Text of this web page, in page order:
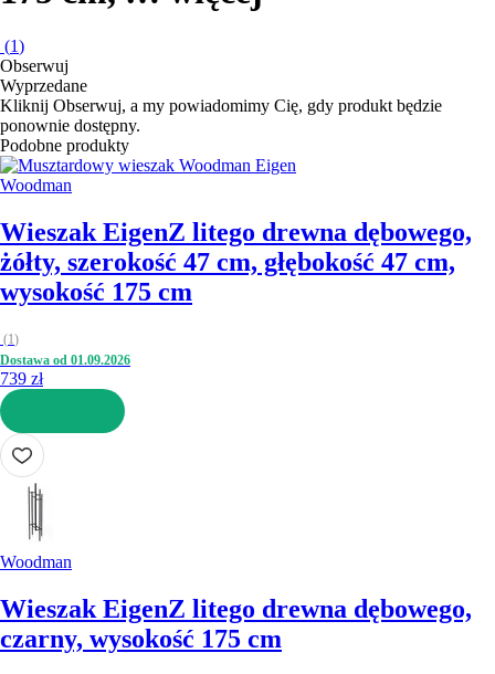
(1)
Obserwuj
Wyprzedane
Kliknij Obserwuj, a my powiadomimy Cię, gdy produkt będzie
ponownie dostępny.
Podobne produkty
Woodman
Wieszak EigenZ litego drewna dębowego,
żółty, szerokość 47 cm, głębokość 47 cm,
wysokość 175 cm
(1)
Dostawa od 01.09.2026
739 zł
DO KOSZYKA
Woodman
Wieszak EigenZ litego drewna dębowego,
czarny, wysokość 175 cm